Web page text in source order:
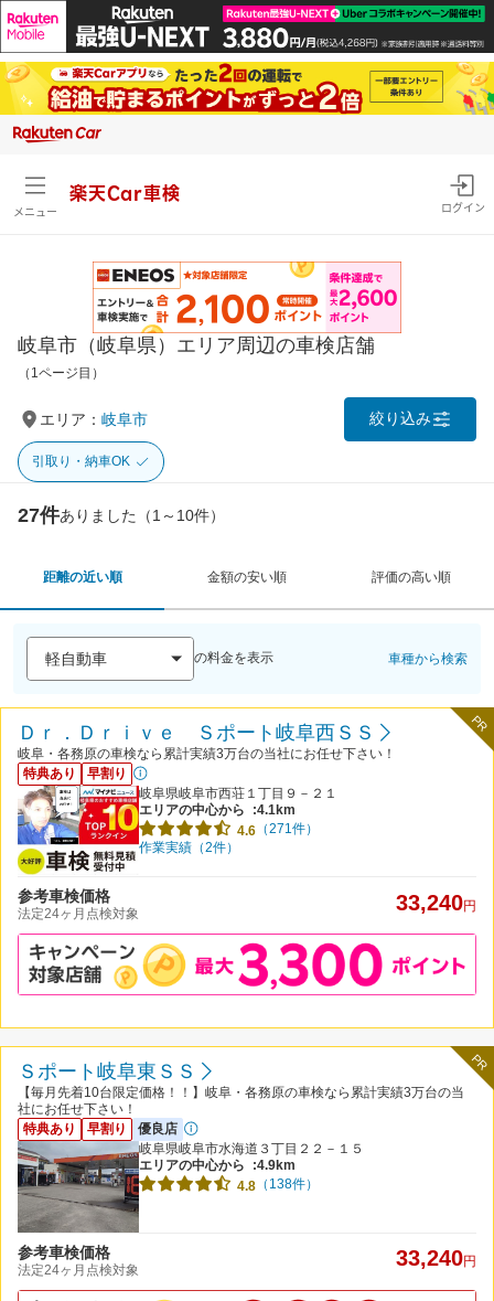
メニュー
楽天Car車検
ログイン
岐阜市（岐阜県）エリア周辺の車検店舗
（1ページ目）
エリア： 岐阜市 絞り込み
引取り・納車OK
27件ありました（1～10件）
距離の近い順 金額の安い順 評価の高い順
の料金を表示 車種から検索
PR
Ｄｒ．Ｄｒｉｖｅ Ｓポート岐阜西ＳＳ
岐阜・各務原の車検なら累計実績3万台の当社にお任せ下さい！
特典あり
早割り
岐阜県岐阜市西荘１丁目９－２１
エリアの中心から
:4.1km
4.6 （271件）
作業実績（2件）
参考車検価格
法定24ヶ月点検対象 33,240円
PR
Ｓポート岐阜東ＳＳ
【毎月先着10台限定価格！！】岐阜・各務原の車検なら累計実績3万台の当
社にお任せ下さい！
特典あり
早割り
優良店
岐阜県岐阜市水海道３丁目２２－１５
エリアの中心から
:4.9km
4.8 （138件）
参考車検価格
法定24ヶ月点検対象 33,240円